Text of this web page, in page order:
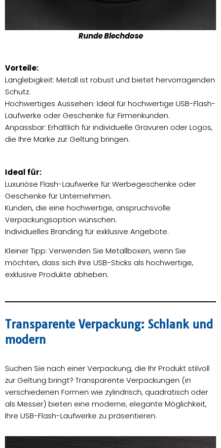
Runde Blechdose
Vorteile:
Langlebigkeit: Metall ist robust und bietet hervorragenden
Schutz.
Hochwertiges Aussehen: Ideal für hochwertige USB-Flash-
Laufwerke oder Geschenke für Firmenkunden.
Anpassbar: Erhältlich für individuelle Gravuren oder Logos,
die Ihre Marke zur Geltung bringen.
Ideal für:
Luxuriöse Flash-Laufwerke für Werbegeschenke oder
Geschenke für Unternehmen.
Kunden, die eine hochwertige, anspruchsvolle
Verpackungsoption wünschen.
Individuelles Branding für exklusive Angebote.
Kleiner Tipp: Verwenden Sie Metallboxen, wenn Sie
möchten, dass sich Ihre USB-Sticks als hochwertige,
exklusive Produkte abheben.
Transparente Verpackung: Schlank und
modern
Suchen Sie nach einer Verpackung, die Ihr Produkt stilvoll
zur Geltung bringt? Transparente Verpackungen (in
verschiedenen Formen wie zylindrisch, quadratisch oder
als Messer) bieten eine moderne, elegante Möglichkeit,
Ihre USB-Flash-Laufwerke zu präsentieren.